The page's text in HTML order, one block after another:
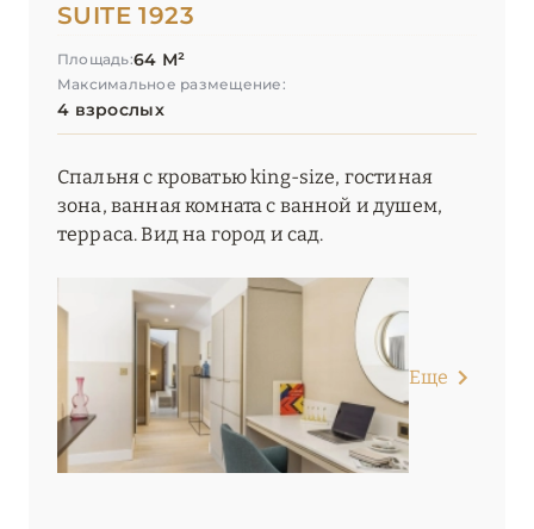
SUITE 1923
Площадь:64 М²
Максимальное размещение:
4 взрослых
Спальня с кроватью king-size, гостиная
зона, ванная комната с ванной и душем,
терраса. Вид на город и сад.
Еще